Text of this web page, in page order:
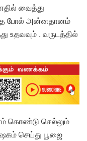
வைத்து
போல் அன்னதானம்
உதவவும் . வருடத்தில்
கொண்டு செல்லும்
செய்து பூஜை